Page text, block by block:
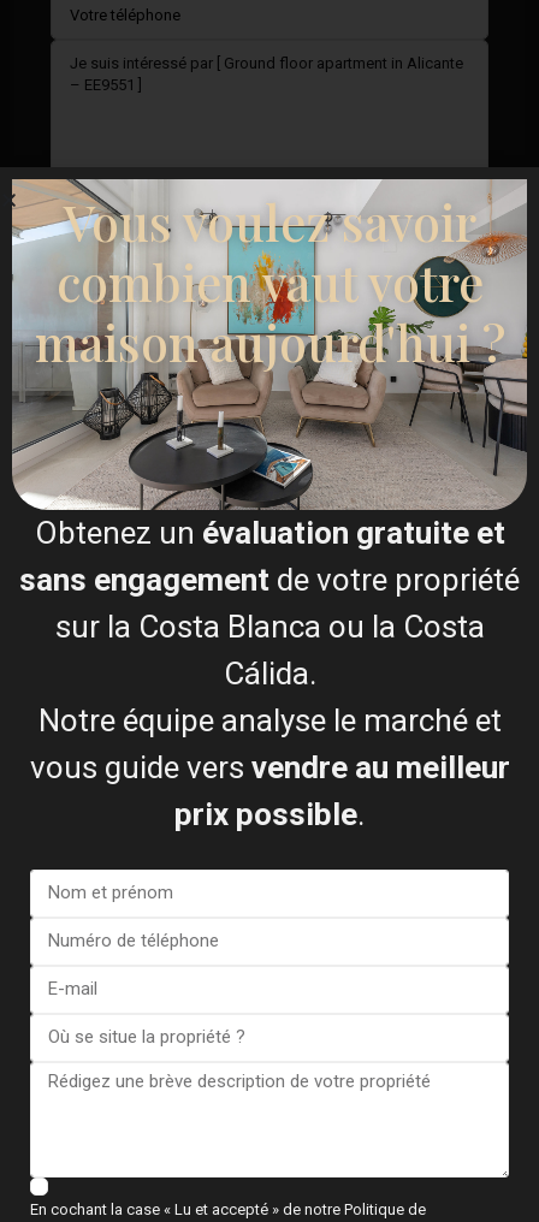
Je consens à la Conditions générales du RGPD
Appel
WhatsApp
Carte
Vous voulez savoir
combien vaut votre
maison aujourd'hui ?
Obtenez un évaluation gratuite et
sans engagement de votre propriété
sur la Costa Blanca ou la Costa
Cálida.
Notre équipe analyse le marché et
vous guide vers vendre au meilleur
prix possible.
En cochant la case « Lu et accepté » de notre Politique de